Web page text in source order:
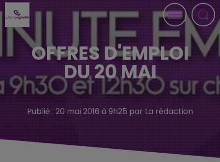
OFFRES D'EMPLOI
DU 20 MAI
Publié : 20 mai 2016 à 9h25 par La rédaction